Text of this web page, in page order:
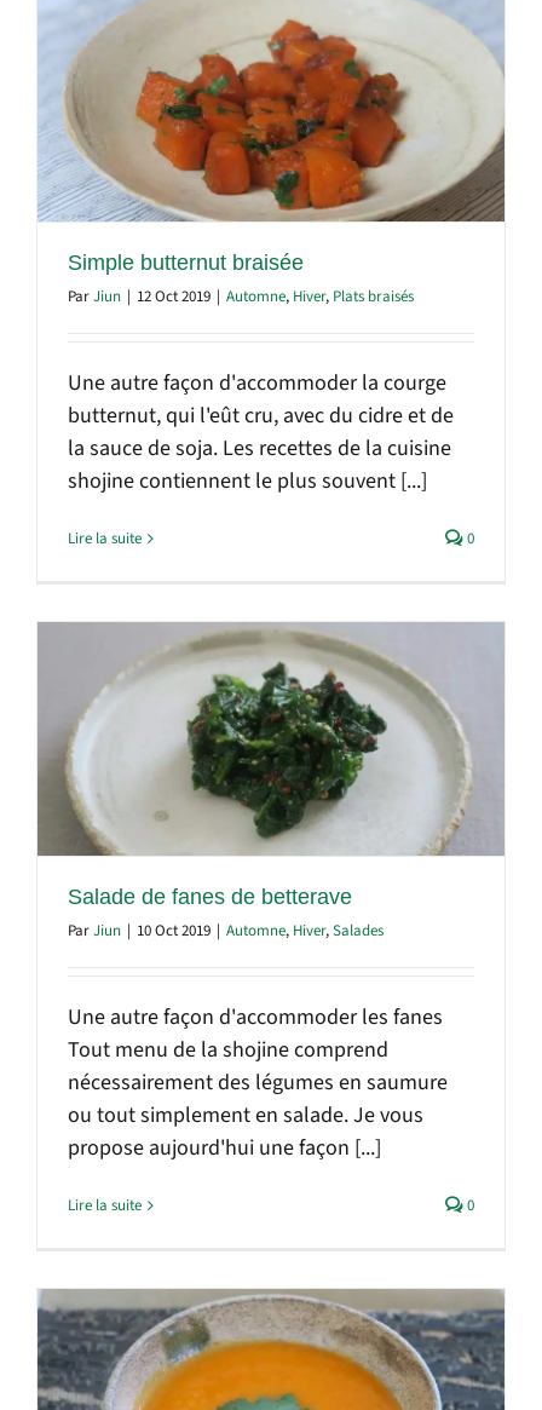
Simple butternut braisée
ParJiun | 12 Oct 2019 | Automne, Hiver, Plats braisés
Une autre façon d'accommoder la courge
butternut, qui l'eût cru, avec du cidre et de
la sauce de soja. Les recettes de la cuisine
shojine contiennent le plus souvent [...]
Lire la suite 0
Salade de fanes de betterave
ParJiun | 10 Oct 2019 | Automne, Hiver,Salades
Une autre façon d'accommoder les fanes
Tout menu de la shojine comprend
nécessairement des légumes en saumure
ou tout simplement en salade. Je vous
propose aujourd'hui une façon [...]
Lire la suite 0